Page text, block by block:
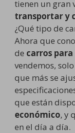
tienen un gran
transportar y
¿Qué tipo de
Ahora que
de carros
vendemos,
que más se
que están
económico, y
en el día a día.